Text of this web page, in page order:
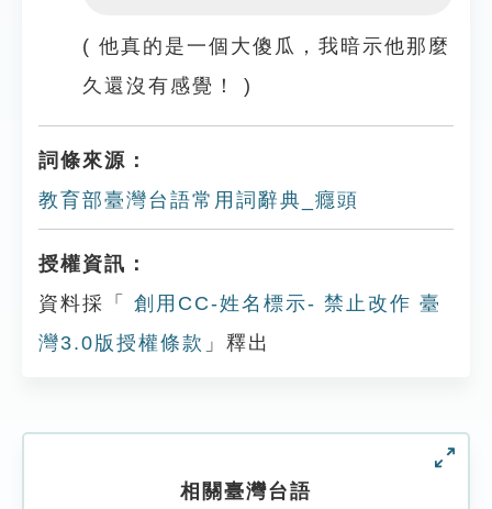
( 他真的是一個大傻瓜，我暗示他那麼
久還沒有感覺！ )
詞條來源：
教育部臺灣台語常用詞辭典_癮頭
授權資訊：
資料採「
創用CC-姓名標示- 禁止改作 臺
灣3.0版授權條款 」釋出
相關臺灣台語